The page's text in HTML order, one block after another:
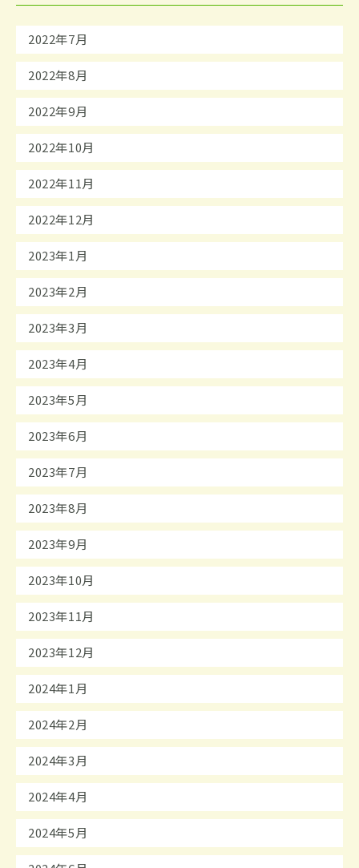
2022年7月
2022年8月
2022年9月
2022年10月
2022年11月
2022年12月
2023年1月
2023年2月
2023年3月
2023年4月
2023年5月
2023年6月
2023年7月
2023年8月
2023年9月
2023年10月
2023年11月
2023年12月
2024年1月
2024年2月
2024年3月
2024年4月
2024年5月